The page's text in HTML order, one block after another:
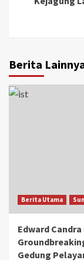
Berita
Berita Utama
Edward
Gedung